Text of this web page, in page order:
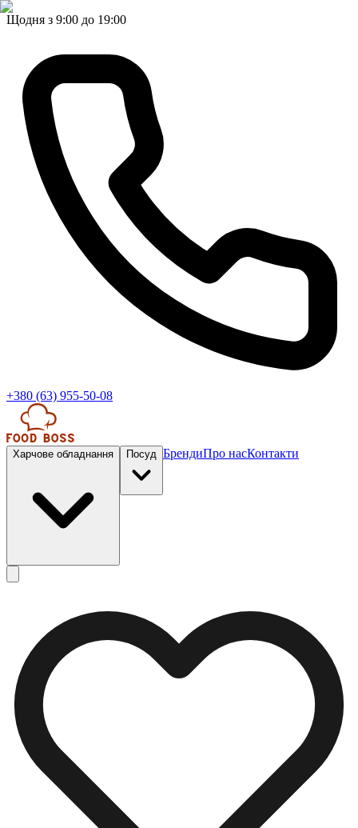
Щодня з 9:00 до 19:00
+380 (63) 955-50-08
Харчове обладнання Посуд БрендиПро насКонтакти